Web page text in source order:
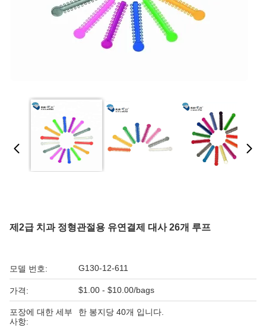
제2급 치과 정형관절용 유연결제 대사 26개 루프
모델 번호: G130-12-611
가격: $1.00 - $10.00/bags
포장에 대한 세부
사항:
한 봉지당 40개 입니다.